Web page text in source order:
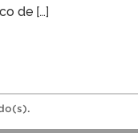
de […]